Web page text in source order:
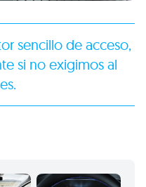
sencillo de acceso,
si no exigimos al